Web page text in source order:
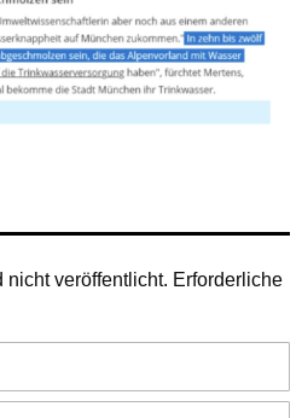
nicht veröffentlicht. Erforderliche